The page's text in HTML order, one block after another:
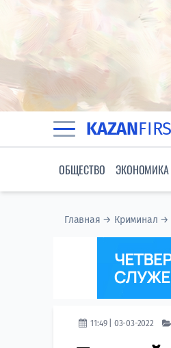
KAZAN
ОБЩЕСТВО ЭКОНОМИКА
Главная → Криминал →
11:49 | 03-03-2022